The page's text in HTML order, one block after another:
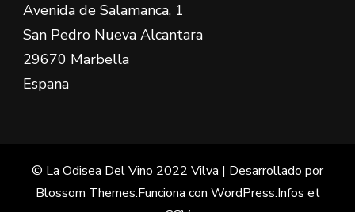
Avenida de Salamanca, 1
San Pedro Nueva Alcantara
29670 Marbella
Espana
© La Odisea Del Vino 2022 Vilva | Desarrollado por
Blossom Themes.Funciona con WordPress.Infos et